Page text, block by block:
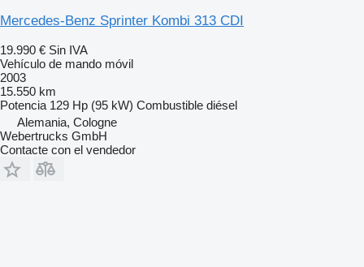
Mercedes-Benz Sprinter Kombi 313 CDI
19.990 € Sin IVA
Vehículo de mando móvil
2003
15.550 km
Potencia 129 Hp (95 kW) Combustible diésel
Alemania, Cologne
Webertrucks GmbH
Contacte con el vendedor